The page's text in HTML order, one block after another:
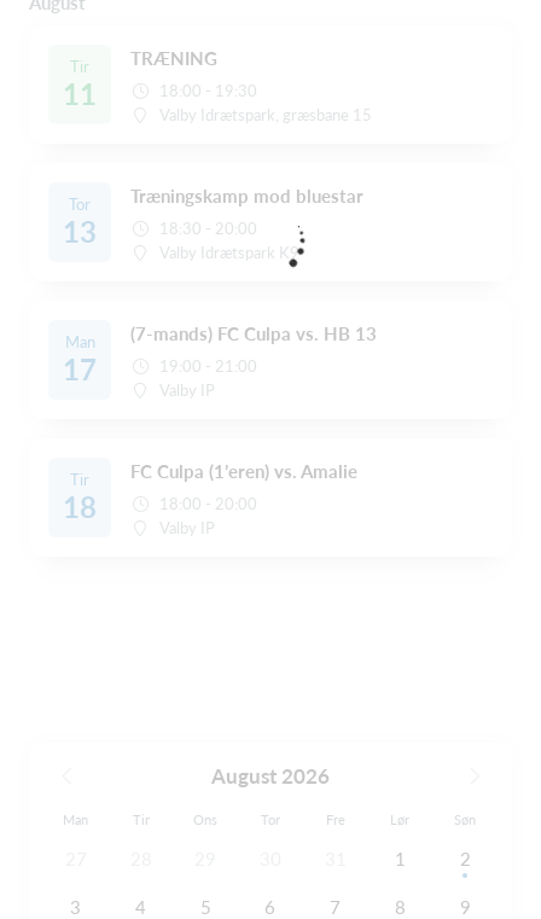
Tir
11
TRÆNING
18:00 - 19:30
Valby Idrætspark, græsbane 15
Tor
13
Træningskamp mod bluestar
18:30 - 20:00
Valby Idrætspark K9
Man
17
(7-mands) FC Culpa vs. HB 13
19:00 - 21:00
Valby IP
Tir
18
FC Culpa (1’eren) vs. Amalie
18:00 - 20:00
Valby IP
August 2026
Man Tir Ons Tor Fre Lør Søn
1 2
3 4 5 6 7 8 9